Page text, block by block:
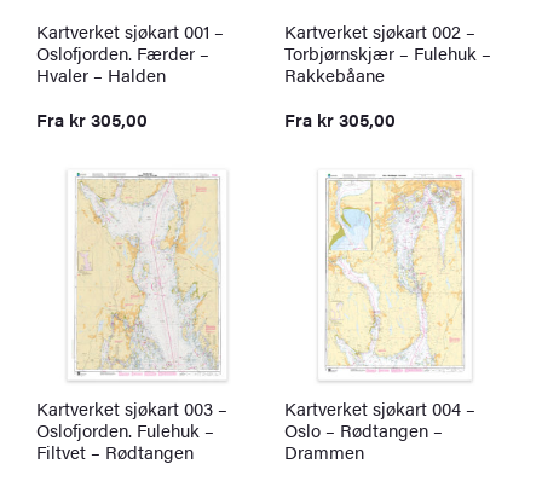
Kartverket sjøkart 001 –
Oslofjorden. Færder –
Hvaler – Halden
Fra kr305,00
Kartverket sjøkart 002 –
Torbjørnskjær – Fulehuk –
Rakkebåane
Fra kr305,00
Kartverket sjøkart 003 –
Oslofjorden. Fulehuk –
Filtvet – Rødtangen
Kartverket sjøkart 004 –
Oslo – Rødtangen –
Drammen